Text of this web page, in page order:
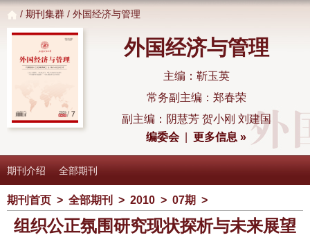
/ 期刊集群 / 外国经济与管理
外国经济与管理
主编：靳玉英
常务副主编：郑春荣
副主编：阴慧芳 贺小刚 刘建国
编委会|更多信息 »
期刊介绍 全部期刊
期刊首页 > 全部期刊 > 2010 > 07期 >
组织公正氛围研究现状探析与未来展望